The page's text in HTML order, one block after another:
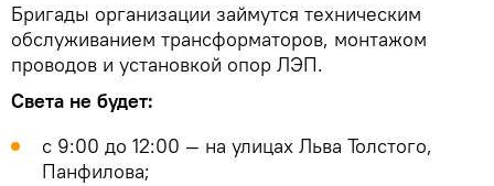
Бригады организации займутся техническим
обслуживанием трансформаторов, монтажом
проводов и установкой опор ЛЭП.
Света не будет:
с 9:00 до 12:00 — на улицах Льва Толстого,
Панфилова;